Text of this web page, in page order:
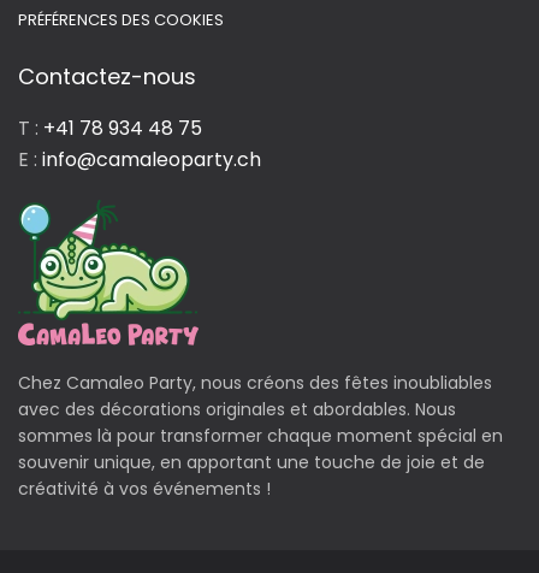
PRÉFÉRENCES DES COOKIES
Contactez-nous
T : +41 78 934 48 75
E : info@camaleoparty.ch
Chez Camaleo Party, nous créons des fêtes inoubliables
avec des décorations originales et abordables. Nous
sommes là pour transformer chaque moment spécial en
souvenir unique, en apportant une touche de joie et de
créativité à vos événements !